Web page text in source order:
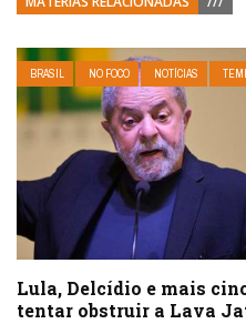
BRASIL NO FOCO NOTÍCIAS
Lula, Delcídio e mais
tentar obstruir a Lava